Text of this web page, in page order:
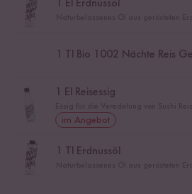
El Erdnussöl
1 Tl Bio 1002 Nächte Reis
El Reisessig
im Angebot
Tl Erdnussöl